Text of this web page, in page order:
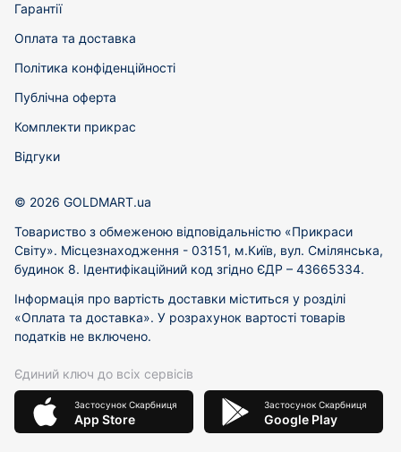
Гарантії
Оплата та доставка
Політика конфіденційності
Публічна оферта
Комплекти прикрас
Відгуки
© 2026 GOLDMART.ua
Товариство з обмеженою відповідальністю «Прикраси
Світу». Місцезнаходження - 03151, м.Київ, вул. Смілянська,
будинок 8. Ідентифікаційний код згідно ЄДР – 43665334.
Інформація про вартість доставки міститься у розділі
«Оплата та доставка». У розрахунок вартості товарів
податків не включено.
Єдиний ключ до всіх сервісів
Застосунок Скарбниця
App Store
Застосунок Скарбниця
Google Play